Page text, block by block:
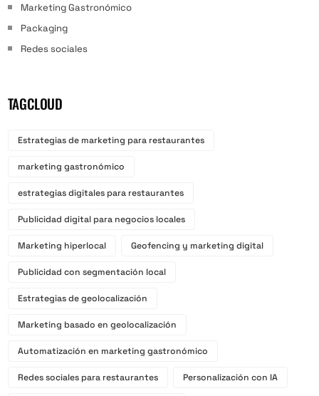
Marketing Gastronómico
Packaging
Redes sociales
TAGCLOUD
Estrategias de marketing para restaurantes
marketing gastronómico
estrategias digitales para restaurantes
Publicidad digital para negocios locales
Marketing hiperlocal Geofencing y marketing digital
Publicidad con segmentación local
Estrategias de geolocalización
Marketing basado en geolocalización
Automatización en marketing gastronómico
Redes sociales para restaurantes Personalización con IA